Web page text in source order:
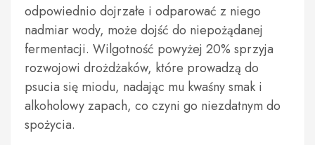
odpowiednio dojrzałe i odparować z niego
nadmiar wody, może dojść do niepożądanej
fermentacji. Wilgotność powyżej 20% sprzyja
rozwojowi drożdżaków, które prowadzą do
psucia się miodu, nadając mu kwaśny smak i
alkoholowy zapach, co czyni go niezdatnym do
spożycia.